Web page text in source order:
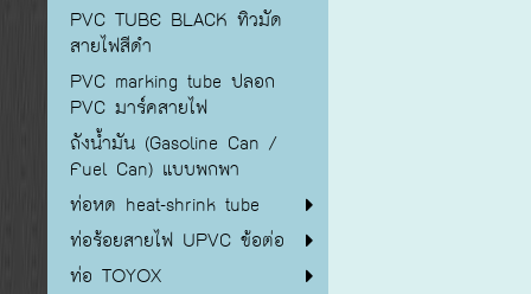
PVC TUBE BLACK ทิวมัด
สายไฟสีดำ
PVC marking tube ปลอก
PVC มาร์คสายไฟ
ถังน้ำมัน (Gasoline Can /
Fuel Can) แบบพกพา
ท่อหด heat-shrink tube
ท่อร้อยสายไฟ UPVC ข้อต่อ
ท่อ TOYOX